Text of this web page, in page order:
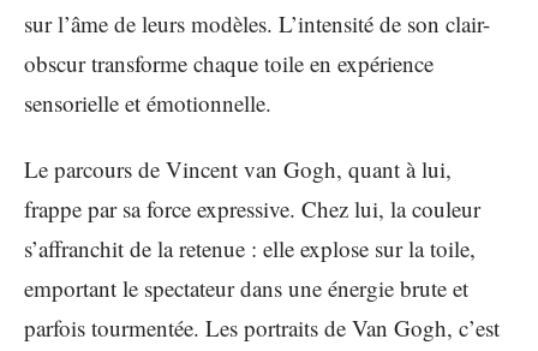
sur l’âme de leurs modèles. L’intensité de son clair-
obscur transforme chaque toile en expérience
sensorielle et émotionnelle.
Le parcours de Vincent van Gogh, quant à lui,
frappe par sa force expressive. Chez lui, la couleur
s’affranchit de la retenue : elle explose sur la toile,
emportant le spectateur dans une énergie brute et
parfois tourmentée. Les portraits de Van Gogh, c’est